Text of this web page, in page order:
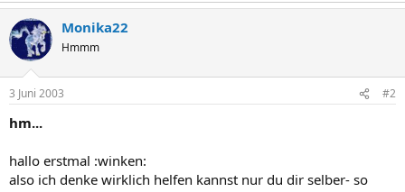
Monika22
Hmmm
3 Juni 2003 #2
hm...
hallo erstmal :winken:
also ich denke wirklich helfen kannst nur du dir selber- so